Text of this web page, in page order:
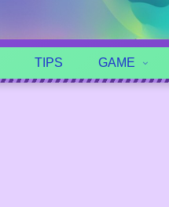
TIPS GAME